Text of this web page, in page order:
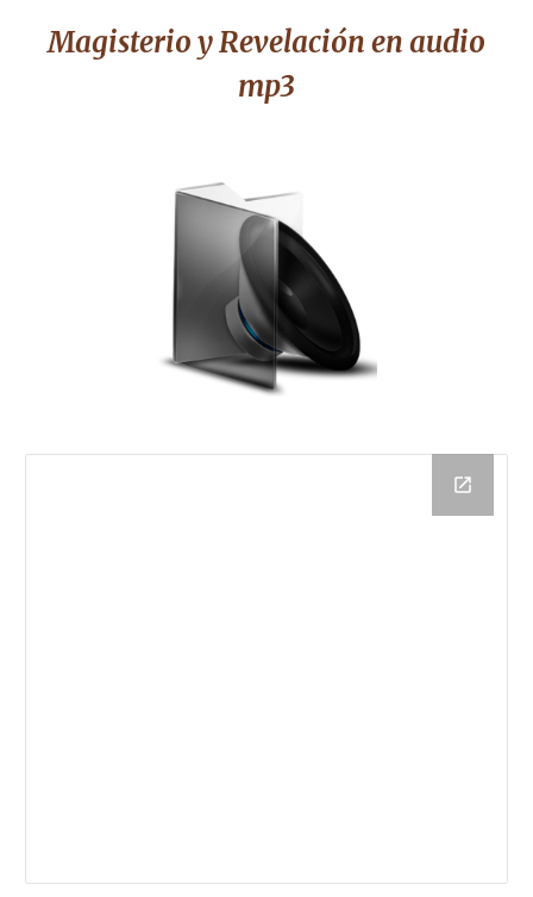
Magisterio y Revelación en audio
mp3